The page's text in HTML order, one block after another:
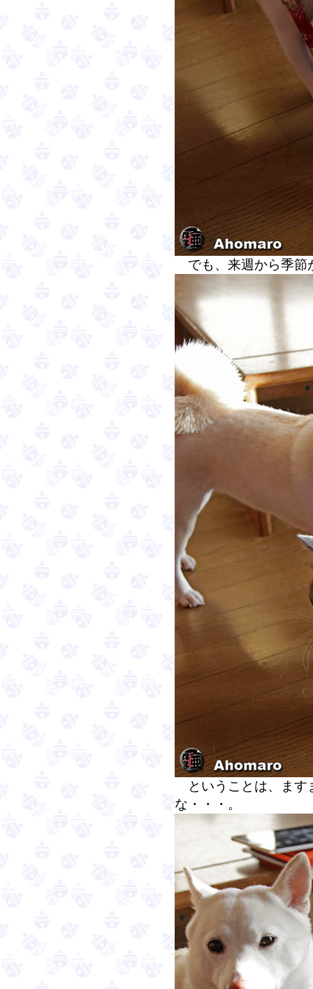
でも、来週から季節
ということは、ます
な・・・。